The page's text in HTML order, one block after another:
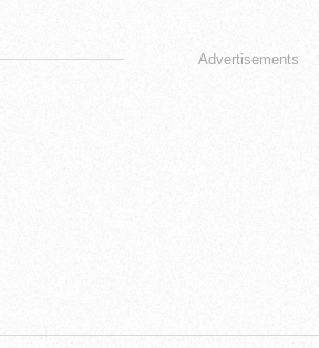
Advertisements